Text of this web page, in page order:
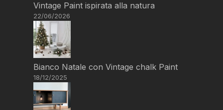
Vintage Paint ispirata alla natura
22/06/2026
Bianco Natale con Vintage chalk Paint
18/12/2025